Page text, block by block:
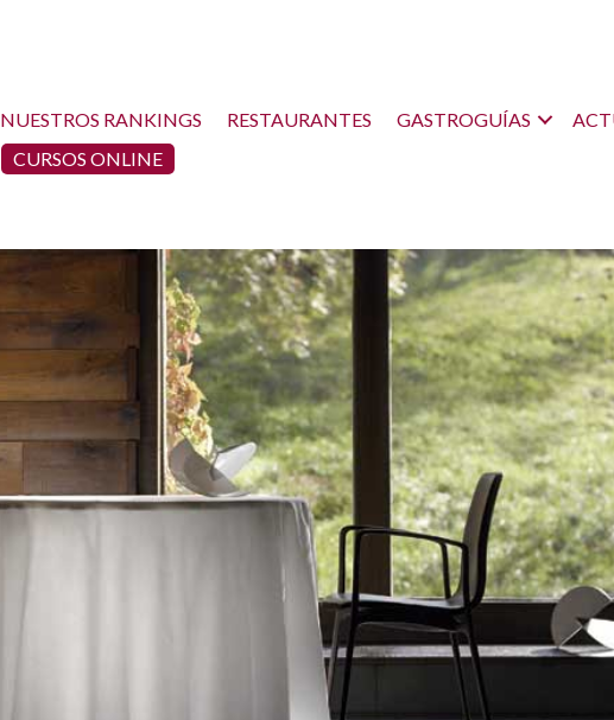
NUESTROS RANKINGS RESTAURANTES GASTROGUÍAS
CURSOS ONLINE